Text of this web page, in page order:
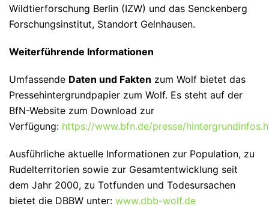
Wildtierforschung Berlin (IZW) und das Senckenberg
Forschungsinstitut, Standort Gelnhausen.
Weiterführende Informationen
Umfassende Daten und Fakten zum Wolf bietet das
Pressehintergrundpapier zum Wolf. Es steht auf der
BfN-Website zum Download zur
Verfügung: https://www.bfn.de/presse/
Ausführliche aktuelle Informationen zur Population, zu
Rudelterritorien sowie zur Gesamtentwicklung seit
dem Jahr 2000, zu Totfunden und Todesursachen
bietet die DBBW unter: www.dbb-wolf.de